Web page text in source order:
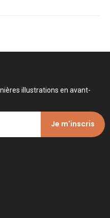
illustrations en avant-
Je m'inscris